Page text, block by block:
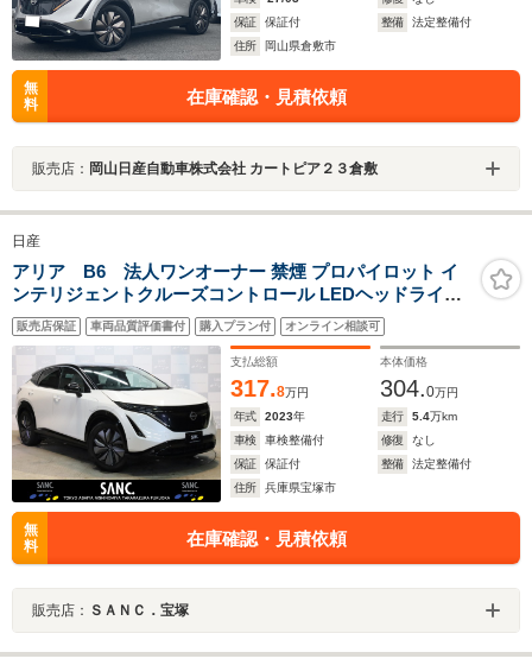
保証
保証付 整備
法定整備付
住所
岡山県倉敷市
無
料
在庫確認・見積依頼
販売店： 岡山日産自動車株式会社 カートピア２３倉敷
日産
アリア B6 法人ワンオーナー 禁煙 プロパイロット イ
ンテリジェントクルーズコントロール LEDヘッドライト
19AW スエード合皮コンビシート 前後シートヒーター ス
テアリングホイールヒーター 純正ナビ ワイヤレスカープ
レイ
販売店保証 車両品質評価書付 購入プラン付 オンライン相談可
支払総額
317.8万円
本体価格
304.0万円
年式
2023年 走行 5.4万km
車検
車検整備付 修復
なし
保証
保証付 整備
法定整備付
住所
兵庫県宝塚市
無
料
在庫確認・見積依頼
販売店： ＳＡＮＣ．宝塚